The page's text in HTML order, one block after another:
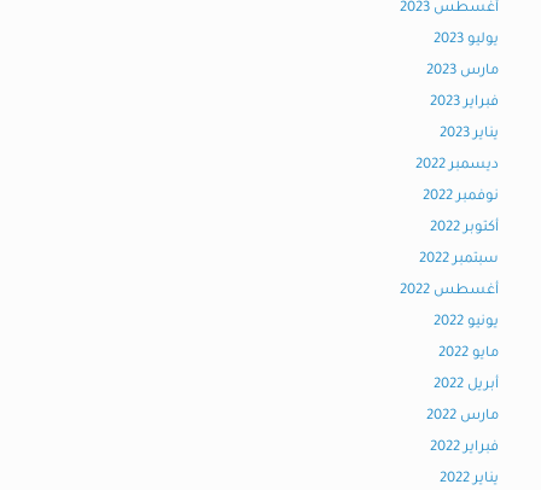
أغسطس 2023
يوليو 2023
مارس 2023
فبراير 2023
يناير 2023
ديسمبر 2022
نوفمبر 2022
أكتوبر 2022
سبتمبر 2022
أغسطس 2022
يونيو 2022
مايو 2022
أبريل 2022
مارس 2022
فبراير 2022
يناير 2022